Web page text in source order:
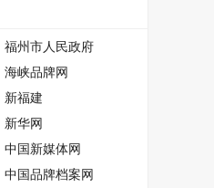
福州市人民政府
海峡品牌网
新福建
新华网
中国新媒体网
中国品牌档案网